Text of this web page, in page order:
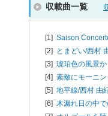
収載曲一覧
[1] Saison
[2] とまどい/西村
[3] 琥珀色の風景か
[4] 素敵にモーニン
[5] 地平線/西村 由
[6] 木漏れ日の中で/